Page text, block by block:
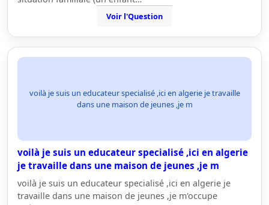
Voir l'Question
voilà je suis un educateur specialisé ,ici en algerie je travaille
dans une maison de jeunes ,je m
voilà je suis un educateur specialisé ,ici en algerie
je travaille dans une maison de jeunes ,je m
voilà je suis un educateur specialisé ,ici en algerie je
travaille dans une maison de jeunes ,je m'occupe